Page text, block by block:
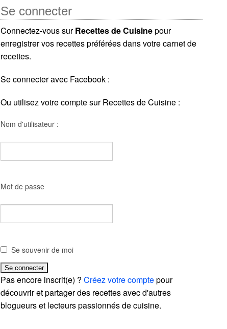
Se connecter
Connectez-vous surRecettes de Cuisinepour
enregistrer vos recettes préférées dans votre carnet de
recettes.
Se connecter avec Facebook :
Ou utilisez votre compte sur Recettes de Cuisine :
Nom d'utilisateur :
Mot de passe
Se souvenir de moi
Pas encore inscrit(e) ?Créez votre comptepour
découvrir et partager des recettes avec d'autres
blogueurs et lecteurs passionnés de cuisine.